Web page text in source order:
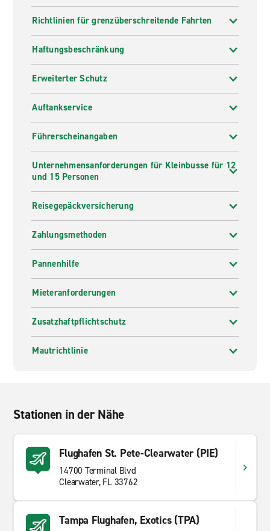
Richtlinien für grenzüberschreitende Fahrten
Haftungsbeschränkung
Erweiterter Schutz
Auftankservice
Führerscheinangaben
Unternehmensanforderungen für Kleinbusse für 12
und 15 Personen
Reisegepäckversicherung
Zahlungsmethoden
Pannenhilfe
Mieteranforderungen
Zusatzhaftpflichtschutz
Mautrichtlinie
Stationen in der Nähe
Flughafen St. Pete-Clearwater (PIE)
14700 Terminal Blvd
Clearwater, FL 33762
Tampa Flughafen, Exotics (TPA)